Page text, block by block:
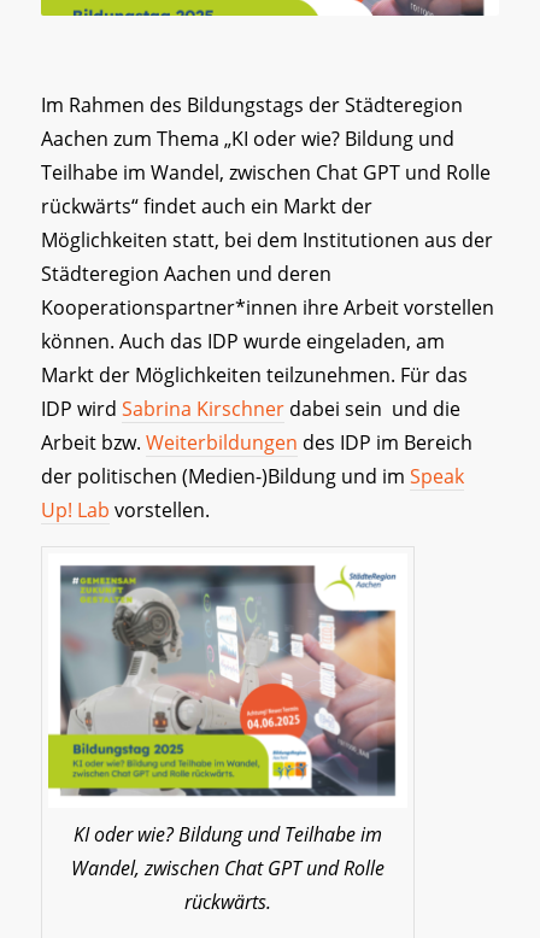
Im Rahmen des Bildungstags der Städteregion
Aachen zum Thema „KI oder wie? Bildung und
Teilhabe im Wandel, zwischen Chat GPT und Rolle
rückwärts“ findet auch ein Markt der
Möglichkeiten statt, bei dem Institutionen aus der
Städteregion Aachen und deren
Kooperationspartner*innen ihre Arbeit vorstellen
können. Auch das IDP wurde eingeladen, am
Markt der Möglichkeiten teilzunehmen. Für das
IDP wird Sabrina Kirschnerdabei sein und die
Arbeit bzw. Weiterbildungen des IDP im Bereich
der politischen (Medien-)Bildung und im Speak
Up! Lab vorstellen.
KI oder wie? Bildung und Teilhabe im
Wandel, zwischen Chat GPT und Rolle
rückwärts.